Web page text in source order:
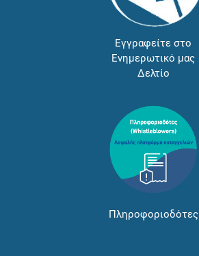
Εγγραφείτε στο
Ενημερωτικό μας
Δελτίο
Πληροφοριοδότες